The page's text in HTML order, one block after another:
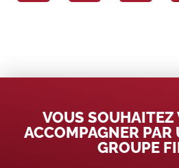
VOUS SOUHAITEZ
ACCOMPAGNER PAR
GROUPE